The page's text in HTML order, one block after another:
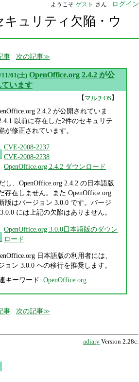
ようこそ ゲスト さん ログイン
キュリティ欠陥・ウ
事 次の記事
11/01(土) OpenOffice.org 2.4.2 が公
います
【マルチOS】
2.4.2 が公開されていま
以前に存在した2件のセキュリテ
が修正されています。
CVE-2008-2237
CVE-2008-2238
OpenOffice.org 2.4.2 ダウンロード
し、OpenOffice.org 2.4.2 の日本語版
存在しません。また OpenOffice.org
版はバージョン 3.0.0 です。バージ
には上記の欠陥はありません。
OpenOffice.org 3.0.0日本語版のダウン
ロード
日本語版の利用者には、
ョン 3.0.0 への移行を推奨します。
キーワード: OpenOffice.org
事 次の記事
adiary Version 2.28c.